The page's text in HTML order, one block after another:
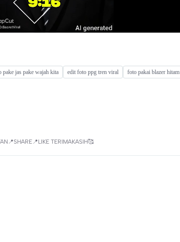
pake jas pake wajah kita edit foto ppg tren viral foto pakai blazer hitam
TERIMAKASIH🥰